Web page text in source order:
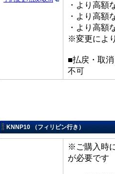
・より高額
・より高額
・より高額
※変更によ
■払戻・取
不可
KNNP10 （フィリピン行き）
※ご購入時
が必要です